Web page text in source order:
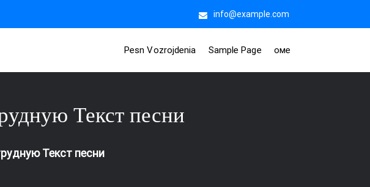
info@example.com
Pesn Vozrojdenia Sample Page оме
Текст песни
Текст песни